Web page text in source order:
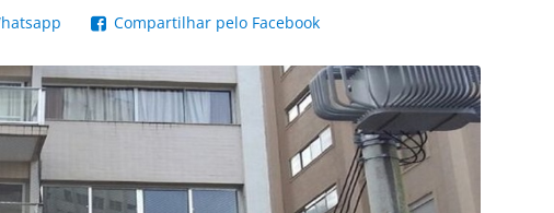
Compartilhar pelo Facebook